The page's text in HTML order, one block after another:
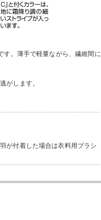
す。薄手で軽量ながら、繊維間に
がします。
が付着した場合は衣料用ブラシ